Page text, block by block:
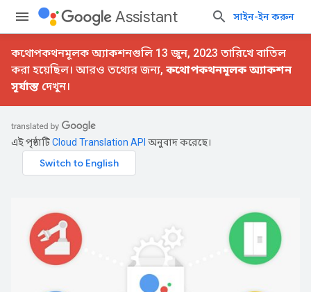
Assistant সাইন-ইন করুন
কথোপকথনমূলক অ্যাকশনগুলি 13 জুন, 2023 তারিখে বাতিল
করা হয়েছিল। আরও তথ্যের জন্য, কথোপকথনমূলক অ্যাকশন
সূর্যাস্ত দেখুন।
এই পৃষ্ঠাটিCloud Translation API অনুবাদ করেছে।